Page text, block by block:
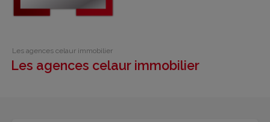
Les agences celaur immobilier
Les agences celaur immobilier